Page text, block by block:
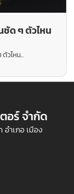
ชัด ๆ ตัวไหน
วไหน...
อร์ จำกัด
ำเภอ เมือง